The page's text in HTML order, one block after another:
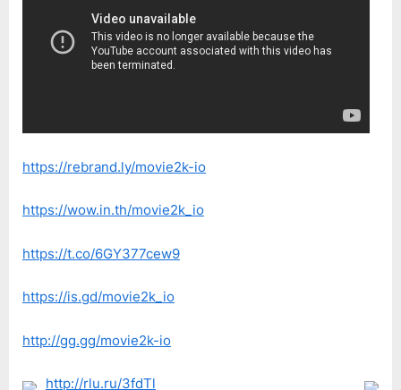
https://rebrand.ly/movie2k-io
https://wow.in.th/movie2k_io
https://t.co/6GY377cew9
https://is.gd/movie2k_io
http://gg.gg/movie2k-io
http://rlu.ru/3fdTl